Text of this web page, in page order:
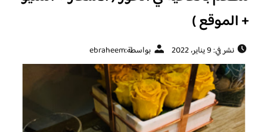
+ الموقع )
نشر في: 9 يناير، 2022 بواسطة:ebraheem